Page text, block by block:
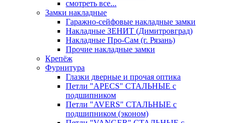
смотреть все...
Замки накладные
Гаражно-сейфовые накладные замки
Накладные ЗЕНИТ (Димитровград)
Накладные Про-Сам (г. Рязань)
Прочие накладные замки
Крепёж
Фурнитура
Глазки дверные и прочая оптика
Петли "APECS" СТАЛЬНЫЕ с
подшипником
Петли "AVERS" СТАЛЬНЫЕ с
подшипником (эконом)